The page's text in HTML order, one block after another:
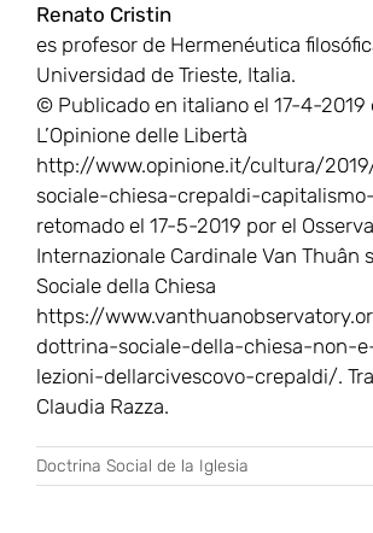
Renato Cristin
es profesor de Hermenéutica
Universidad de Trieste, Italia.
© Publicado en italiano el 17-4-2019
L’Opinione delle Libertà
http://www.opinione.it/cultura/
sociale-chiesa-crepaldi-
retomado el 17-5-2019 por el
Internazionale Cardinale Van Thuân
Sociale della Chiesa
https://
dottrina-sociale-della-chiesa-non-
lezioni-dellarcivescovo-crepaldi/.
Claudia Razza.
Doctrina Social de la Iglesia